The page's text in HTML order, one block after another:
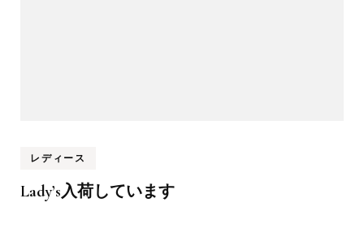
レディース
Lady’s入荷しています